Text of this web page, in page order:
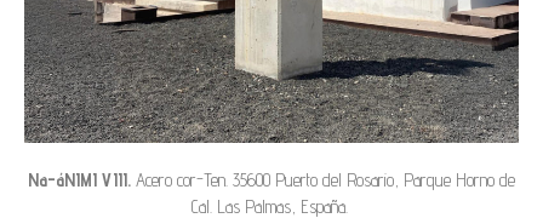
Na-áNIMI VIII. Acero cor-Ten. 35600 Puerto del Rosario, Parque Horno de
Cal. Las Palmas, España.